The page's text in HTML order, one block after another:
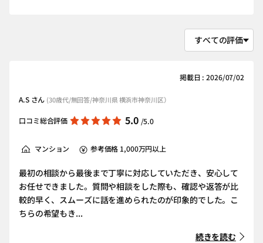
掲載日 : 2026/07/02
A.S さん (30歳代/無回答/神奈川県 横浜市神奈川区）
口コミ総合評価 5.0 /5.0
マンション 参考価格 1,000万円以上
最初の相談から最後まで丁寧に対応していただき、安心して
お任せできました。質問や相談をした際も、確認や返答が比
較的早く、スムーズに話を進められたのが印象的でした。こ
ちらの希望もき...
続きを読む